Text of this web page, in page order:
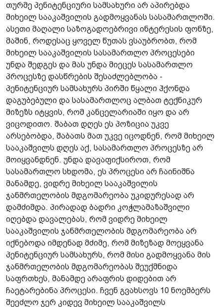
თურმე პენიტენციური სამსახური არ აპირებდა
მიხეილ სააკაშვილის გადმოყვანას სასამართლოში.
ასეთი მაღალი საზოგადოებრივი ინტერესის ფონზე,
მაშინ, როდესაც ყოველ წუთას ვსაუბრობთ, რომ
მიხეილ სააკაშვილის სასამართლო პროცესები
უნდა შედგეს და მას უნდა მიეცეს სასამართლო
პროცესზე დასწრების შესაძლებლობა -
პენიტენციურ სამსახურს პირში წყალი ჰქონდა
დაგუბებული და სასამართლოც ალბათ ტექნიკურ
მიზეზს იტყვის, რომ კანცელარიაში იყო და არ
ვიცოდითო. შაბათ დღეს ეს პოზიცია უკვე
არსებობდა, შაბათს მათ უკვე იცოდნენ, რომ მიხეილ
სააკაშვილს დღეს აქ, სასამართლო პროცესზე არ
მოიყვანდნენ. უნდა დავაფიქსიროთ, რომ
სასამართლო სხდომა, ეს პროცესი არ ჩაინიშნა
მანამდე, ვიდრე მიხეილ სააკაშვილის
ჯანმრთელობის მდგომარეობა უკიდურესად არ
დამძიმდა. პირადად ბადრი კოჭლამაზაშვილი
იღებდა დავალებას, რომ ვიდრე მიხეილ
სააკაშვილის ჯანმრთელობის მდგომარეობა არ
იქნებოდა იმდენად მძიმე, რომ მიზეზად მოეყვანა
პენიტენციურ სამსახურს, რომ მისი გადმოყვანა მის
ჯანმრთელობის მდგომარეობას შეუქმნიდა
საფრთხეს, მანამდე არაფრის დიდებით არ
ჩაეტარებინა პროცესი. ჩვენ გვახსოვს 10 ნოემბერს
შეეძლო ჯერ კიდევ მიხეილ სააკაშვილს